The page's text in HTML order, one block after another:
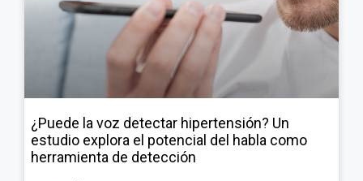
¿Puede la voz detectar hipertensión? Un
estudio explora el potencial del habla como
herramienta de detección